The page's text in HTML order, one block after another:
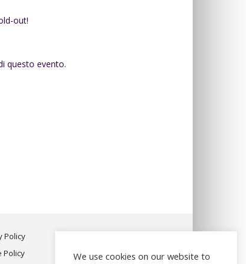
out!
questo evento.
Policy
Policy
We use cookies on our website to